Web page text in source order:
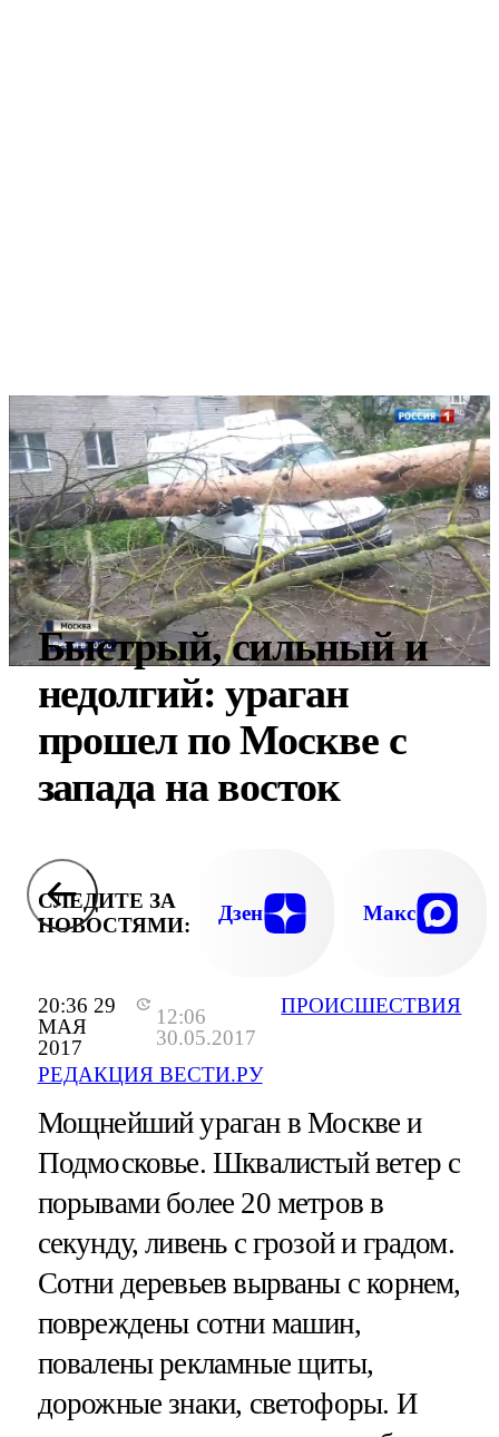
20:36 29
МАЯ
2017
12:06
30.05.2017
РЕДАКЦИЯ ВЕСТИ.РУ
ПРОИСШЕСТВИЯ
Быстрый, сильный и
недолгий: ураган
прошел по Москве с
запада на восток
СЛЕДИТЕ ЗА
НОВОСТЯМИ:
Дзен Макс
Мощнейший ураган в Москве и
Подмосковье. Шквалистый ветер с
порывами более 20 метров в
секунду, ливень с грозой и градом.
Сотни деревьев вырваны с корнем,
повреждены сотни машин,
повалены рекламные щиты,
дорожные знаки, светофоры. И